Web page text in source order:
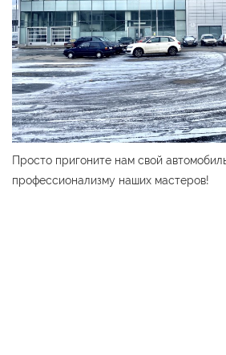
Просто пригоните нам свой
профессионализму наших мастеров!